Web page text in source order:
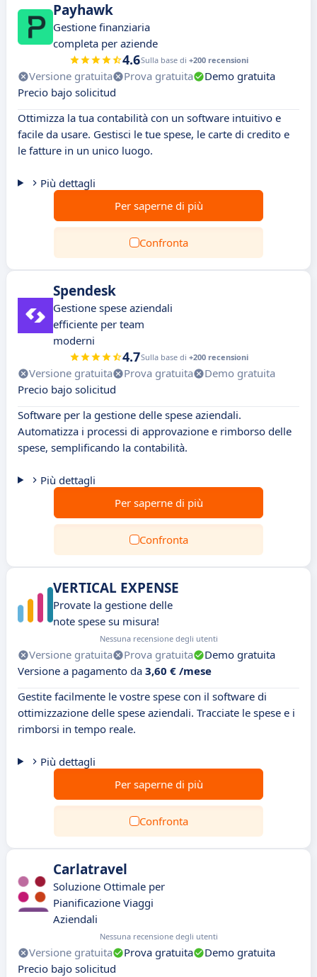
Payhawk
Gestione finanziaria
completa per aziende
4.6Sulla base di +200 recensioni
Versione gratuita Prova gratuita
Demo gratuita
Precio bajo solicitud
Ottimizza la tua contabilità con un software intuitivo e
facile da usare. Gestisci le tue spese, le carte di credito e
le fatture in un unico luogo.
Più dettagli
Per saperne di più
Confronta
Spendesk
Gestione spese aziendali
efficiente per team
moderni
4.7Sulla base di +200 recensioni
Versione gratuita Prova gratuita
Demo gratuita
Precio bajo solicitud
Software per la gestione delle spese aziendali.
Automatizza i processi di approvazione e rimborso delle
spese, semplificando la contabilità.
Più dettagli
Per saperne di più
Confronta
VERTICAL EXPENSE
Provate la gestione delle
note spese su misura!
Nessuna recensione degli utenti
Versione gratuita Prova gratuita
Demo gratuita
Versione a pagamento da 3,60 € /mese
Gestite facilmente le vostre spese con il software di
ottimizzazione delle spese aziendali. Tracciate le spese e i
rimborsi in tempo reale.
Più dettagli
Per saperne di più
Confronta
Carlatravel
Soluzione Ottimale per
Pianificazione Viaggi
Aziendali
Nessuna recensione degli utenti
Versione gratuita Prova gratuita
Demo gratuita
Precio bajo solicitud